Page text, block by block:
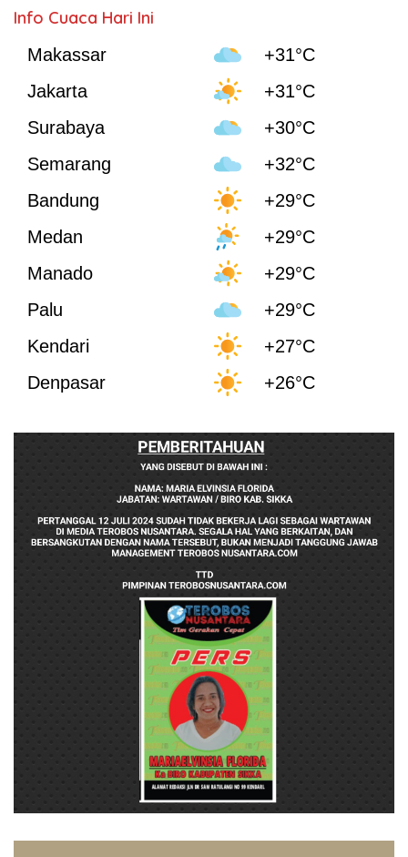
Info Cuaca Hari Ini
Makassar
+31°C
Jakarta
+31°C
Surabaya
+30°C
Semarang
+32°C
Bandung
+29°C
Medan
+29°C
Manado
+29°C
Palu
+29°C
Kendari
+27°C
Denpasar
+26°C